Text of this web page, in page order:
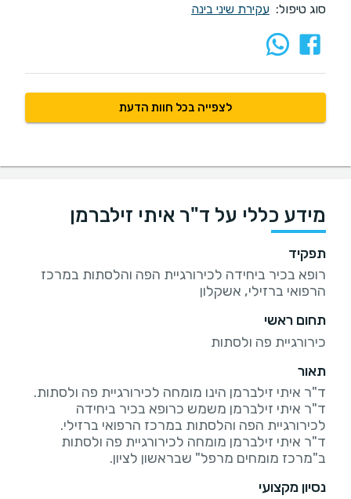
סוג טיפול: עקירת שיני בינה
לצפייה בכל חוות הדעת
מידע כללי על ד"ר איתי זילברמן
תפקיד
רופא בכיר ביחידה לכירורגיית הפה והלסתות במרכז
הרפואי ברזילי, אשקלון
תחום ראשי
כירורגיית פה ולסתות
תאור
ד"ר איתי זילברמן משמש כרופא בכיר ביחידה
ד"ר איתי זילברמן מומחה לכירורגיית פה ולסתות
ב"מרכז מומחים מרפל" שבראשון לציון.
נסיון מקצועי